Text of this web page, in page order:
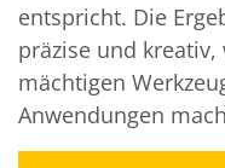
entspricht. Die
präzise und kreativ,
mächtigen
Anwendungen